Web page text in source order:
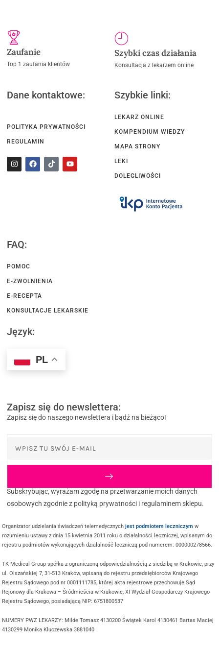
Zaufanie
Top 1 zaufania klientów
Szybki czas działania
Konsultacja z lekarzem online
Dane kontaktowe:
POLITYKA PRYWATNOŚCI
REGULAMIN
Szybkie linki:
LEKARZ ONLINE
KOMPENDIUM WIEDZY
MAPA STRONY
LEKI
DOLEGLIWOŚCI
FAQ:
POMOC
E-ZWOLNIENIA
E-RECEPTA
KONSULTACJE LEKARSKIE
Język:
PL
Zapisz się do newslettera:
Zapisz się do naszego newslettera i bądź na bieżąco!
Subskrybując, wyrażam zgodę na przetwarzanie moich danych
osobowych zgodnie z polityką prywatności i regulaminem sklepu.
Organizator udzielania świadczeń telemedycznychjest podmiotem leczniczym w
rozumieniu ustawy z dnia 15 kwietnia 2011 roku o działalności leczniczej, wpisanym do
rejestru podmiotów wykonujących działalność leczniczą pod numerem: 000000278566.
TK Medical Group spółka z ograniczoną odpowiedzialnością z siedzibą w Krakowie, przy
ul. Olszańskiej 7, 31-513 Kraków, wpisaną do rejestru przedsiębiorców Krajowego
Rejestru Sądowego pod nr 0001111785, której akta rejestrowe przechowuje Sąd
Rejonowy dla Krakowa – Śródmieścia w Krakowie, XI Wydział Gospodarczy Krajowego
Rejestru Sądowego, posiadającą NIP: 6751800537
NUMERY PWZ LEKARZY: Milde Tomasz 4130200 Świątek Karol 4130461 Bartas Maciej
4130299 Monika Kluczewska 3881040